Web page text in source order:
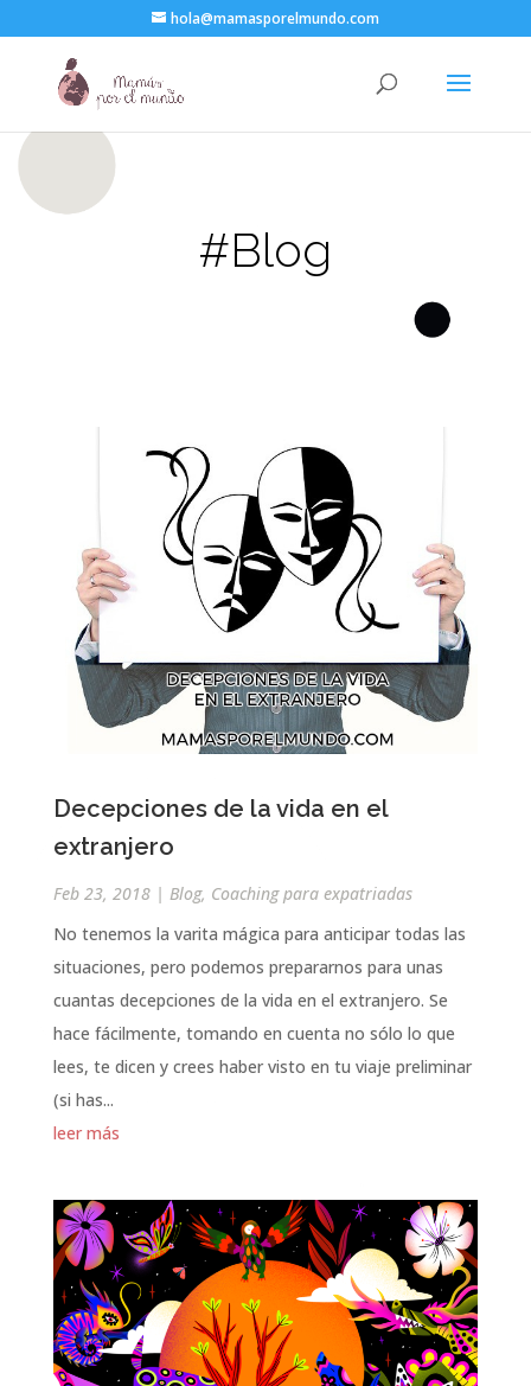
hola@mamasporelmundo.com
#Blog
Decepciones de la vida en el
extranjero
Feb 23, 2018| Blog, Coaching para expatriadas
No tenemos la varita mágica para anticipar todas las
situaciones, pero podemos prepararnos para unas
cuantas decepciones de la vida en el extranjero. Se
hace fácilmente, tomando en cuenta no sólo lo que
lees, te dicen y crees haber visto en tu viaje preliminar
(si has...
leer más